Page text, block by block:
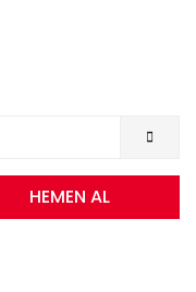
HEMEN AL